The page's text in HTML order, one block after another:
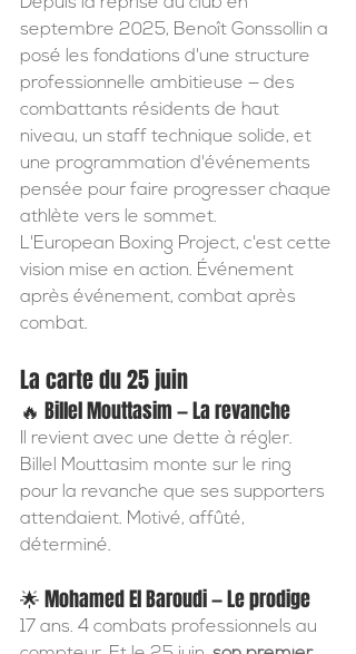
septembre 2025, Benoît Gonssollin a
posé les fondations d'une structure
professionnelle ambitieuse — des
combattants résidents de haut
niveau, un staff technique solide, et
une programmation d'événements
pensée pour faire progresser chaque
athlète vers le sommet.
L'European Boxing Project, c'est cette
vision mise en action. Événement
après événement, combat après
combat.
La carte du 25 juin
🔥 Billel Mouttasim — La revanche
Il revient avec une dette à régler.
Billel Mouttasim monte sur le ring
pour la revanche que ses supporters
attendaient. Motivé, affûté,
déterminé.
🌟 Mohamed El Baroudi — Le prodige
17 ans. 4 combats professionnels au